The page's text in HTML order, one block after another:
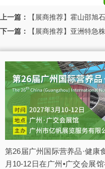
上一篇：
【展商推荐】霍山邵旭
下一篇：
【展商推荐】亚洲特急
第26届广州国际营养品·健康
月10-12日在广州•广交会展